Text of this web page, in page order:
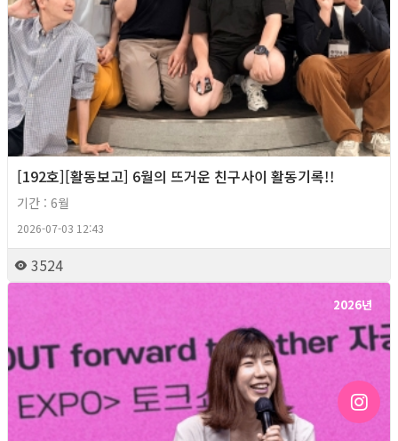
[192호][활동보고] 6월의 뜨거운 친구사이 활동기록!!
기간 : 6월
2026-07-03 12:43
3524
2026년